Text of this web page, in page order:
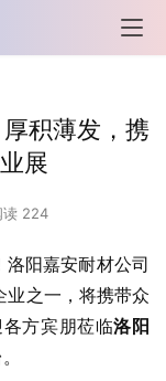
积薄发，携
展
读 224
阳嘉安耐材公司
业之一，将携带众
方宾朋莅临洛阳